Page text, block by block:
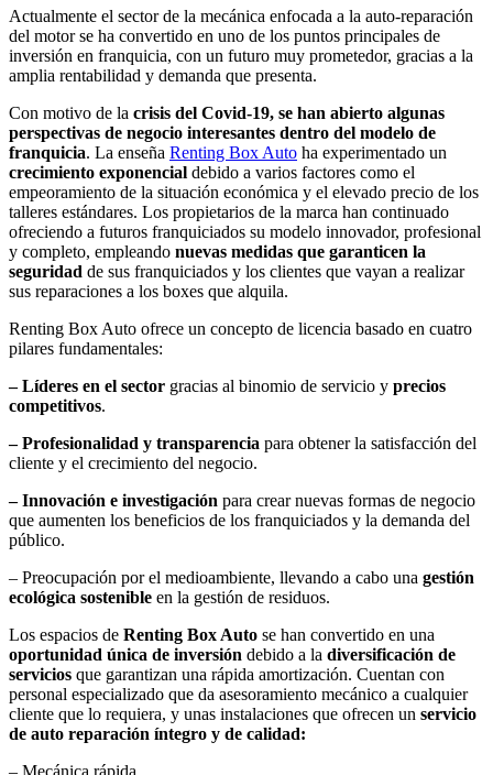
Actualmente el sector de la mecánica enfocada a la auto-reparación
del motor se ha convertido en uno de los puntos principales de
inversión en franquicia, con un futuro muy prometedor, gracias a la
amplia rentabilidad y demanda que presenta.
Con motivo de la crisis del Covid-19, se han abierto algunas
perspectivas de negocio interesantes dentro del modelo de
franquicia. La enseña Renting Box Auto ha experimentado un
crecimiento exponencial debido a varios factores como el
empeoramiento de la situación económica y el elevado precio de los
talleres estándares. Los propietarios de la marca han continuado
ofreciendo a futuros franquiciados su modelo innovador, profesional
y completo, empleando nuevas medidas que garanticen la
seguridad de sus franquiciados y los clientes que vayan a realizar
sus reparaciones a los boxes que alquila.
Renting Box Auto ofrece un concepto de licencia basado en cuatro
pilares fundamentales:
– Líderes en el sector gracias al binomio de servicio y precios
competitivos.
– Profesionalidad y transparencia para obtener la satisfacción del
cliente y el crecimiento del negocio.
– Innovación e investigación para crear nuevas formas de negocio
que aumenten los beneficios de los franquiciados y la demanda del
público.
– Preocupación por el medioambiente, llevando a cabo una gestión
ecológica sostenible en la gestión de residuos.
Los espacios de Renting Box Auto se han convertido en una
oportunidad única de inversión debido a la diversificación de
servicios que garantizan una rápida amortización. Cuentan con
personal especializado que da asesoramiento mecánico a cualquier
cliente que lo requiera, y unas instalaciones que ofrecen un servicio
de auto reparación íntegro y de calidad:
– Mecánica rápida